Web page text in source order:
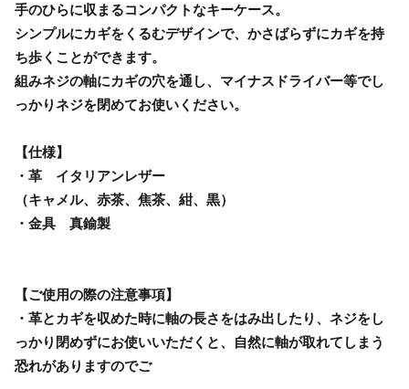
手のひらに収まるコンパクトなキーケース。
シンプルにカギをくるむデザインで、かさばらずにカギを持
ち歩くことができます。
組みネジの軸にカギの穴を通し、マイナスドライバー等でし
っかりネジを閉めてお使いください。
【仕様】
・革 イタリアンレザー
（キャメル、赤茶、焦茶、紺、黒）
・金具 真鍮製
【ご使用の際の注意事項】
・革とカギを収めた時に軸の長さをはみ出したり、ネジをし
っかり閉めずにお使いいただくと、自然に軸が取れてしまう
恐れがありますのでご